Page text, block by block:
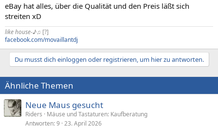
eBay hat alles, über die Qualität und den Preis läßt sich
streiten xD
like house-♪♫ [?]
facebook.com/movaillantdj
Du musst dich einloggen oder registrieren, um hier zu antworten.
Ähnliche Themen
Neue Maus gesucht
Riders
Mäuse und Tastaturen: Kaufberatung
Antworten 9 23. April 2026